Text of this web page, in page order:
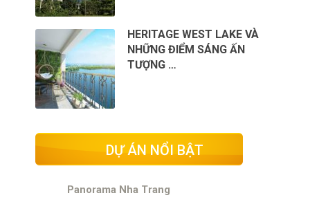
HERITAGE WEST LAKE VÀ
NHỮNG ĐIỂM SÁNG ẤN
TƯỢNG …
DỰ ÁN NỔI BẬT
Panorama Nha Trang